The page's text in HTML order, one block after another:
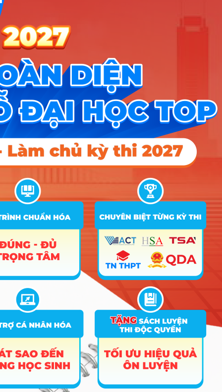
Phòng
tiết
Trường Đại học Nông Lâm Bắc Giang
Trường Đại Học Ngoại Ngữ Tin Học TPHCM
Trường Đại học Nghệ An 2 ngành
tiết
Trường Đại Học Hải Dương
Xem chi
tiết
Trường Đại Học Lương Thế Vinh 1 ngành
Xem chi
Trường Đại học Kỹ Thuật Công Nghệ Cần Thơ 1 ngành
Trường Đại học Kiên Giang 1 ngành
Xem chi
Xem chi
tiết
Trường Đại Học Hồng Đức 1 ngành
Xem chi
tiết
Trường Đại Học Sư Phạm Hà Nội 2 1 ngành
Xem chi
Trường Đại Học Hạ Long 1 ngành
Trường Đại Học Bạc Liêu 1 ngành
Xem chi
Học Viện Nông Nghiệp Việt Nam 1 ngành
Xem chi